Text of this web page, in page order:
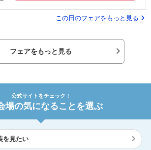
この日のフェアをもっと見る
フェアをもっと見る
公式サイトをチェック！
場の気になることを選ぶ
を見たい